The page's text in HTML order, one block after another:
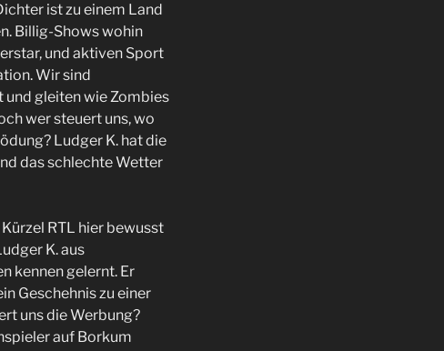
ist zu einem Land
Billig-Shows wohin
und aktiven Sport
Wir sind
gleiten wie Zombies
wer steuert uns, wo
Ludger K. hat die
das schlechte Wetter
RTL hier bewusst
K. aus
kennen gelernt. Er
Geschehnis zu einer
uns die Werbung?
auf Borkum